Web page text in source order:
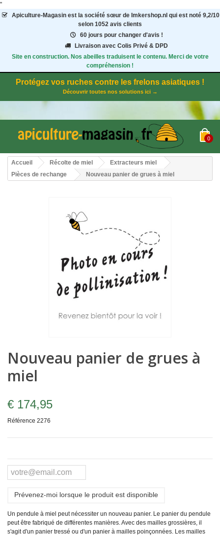
"
Apiculture-Magasinest la société sœur de Imkershop.nl qui est noté 9,2/10
selon 1052 avis clients
60 jours pour changer d'avis !
Livraison avec Colis Privé & DPD
Site en construction. Nos abeilles traduisent le contenu. Merci de votre
compréhension !
Protégez vos ruches contre les frelons asiatiques !
Découvrir toutes nos solutions ici →
0
Accueil Récolte de miel
Extracteurs miel
Pièces de rechange
Nouveau panier de grues à miel
Nouveau panier de grues à
miel
€ 174,95
Référence 2276
Prévenez-moi lorsque le produit est disponible
Un pendule à miel peut nécessiter un nouveau panier. Le panier du pendule
peut être fabriqué de différentes manières. Avec des mailles grossières, il
s'agit d'un panier tressé ou d'un panier à mailles poinçonnées. Les mailles